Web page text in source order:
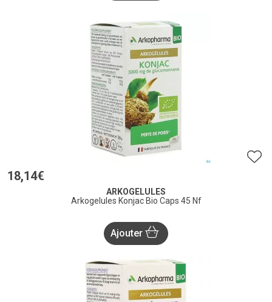
18,14€
ARKOGELULES
Arkogelules Konjac Bio Caps 45 Nf
Ajouter